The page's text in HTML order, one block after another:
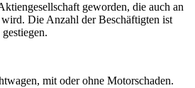
geworden, die auch an
Die Anzahl der Beschäftigten ist
mit oder ohne Motorschaden.